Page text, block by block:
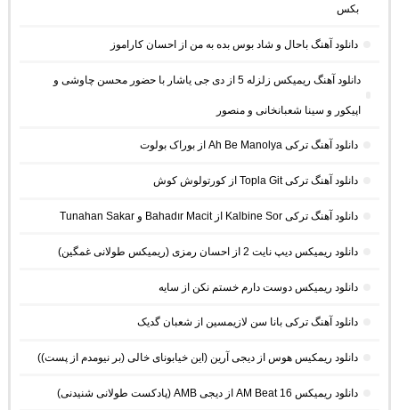
بکس
دانلود آهنگ باحال و شاد بوس بده به من از احسان کاراموز
دانلود آهنگ ریمیکس زلزله 5 از دی جی یاشار با حضور محسن چاوشی و
اپیکور و سینا شعبانخانی و منصور
دانلود آهنگ ترکی Ah Be Manolya از بوراک بولوت
دانلود آهنگ ترکی Topla Git از کورتولوش کوش
دانلود آهنگ ترکی Kalbine Sor از Bahadır Macit و Tunahan Sakar
دانلود ریمیکس دیپ نایت 2 از احسان رمزی (ریمیکس طولانی غمگین)
دانلود ریمیکس دوست دارم خستم نکن از سایه
دانلود آهنگ ترکی بانا سن لازیمسین از شعبان گدیک
دانلود ریمکیس هوس از دیجی آرین (این خیابونای خالی (بر نیومدم از پست))
دانلود ریمیکس AM Beat 16 از دیجی AMB (پادکست طولانی شنیدنی)